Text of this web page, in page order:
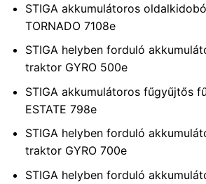
STIGA akkumulátoros
TORNADO 7108e
STIGA helyben forduló
traktor GYRO 500e
STIGA akkumulátoros fűgyűjtős
ESTATE 798e
STIGA helyben forduló
traktor GYRO 700e
STIGA helyben forduló